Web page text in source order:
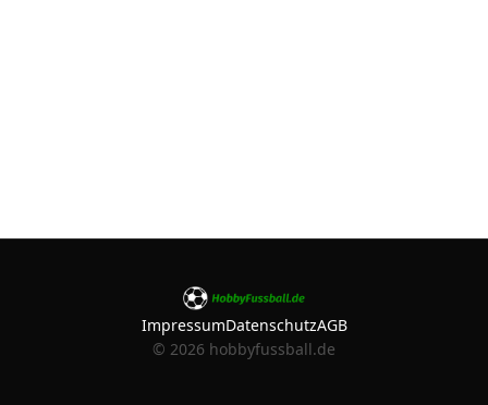
ImpressumDatenschutzAGB
© 2026 hobbyfussball.de